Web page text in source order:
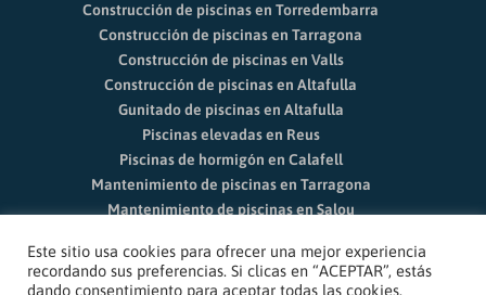
Construcción de piscinas en Torredembarra
Construcción de piscinas en Tarragona
Construcción de piscinas en Valls
Construcción de piscinas en Altafulla
Gunitado de piscinas en Altafulla
Piscinas elevadas en Reus
Piscinas de hormigón en Calafell
Mantenimiento de piscinas en Tarragona
Mantenimiento de piscinas en Salou
Mantenimiento de piscinas en Reus
Este sitio usa cookies para ofrecer una mejor experiencia
recordando sus preferencias. Si clicas en “ACEPTAR”, estás
dando consentimiento para aceptar todas las cookies.